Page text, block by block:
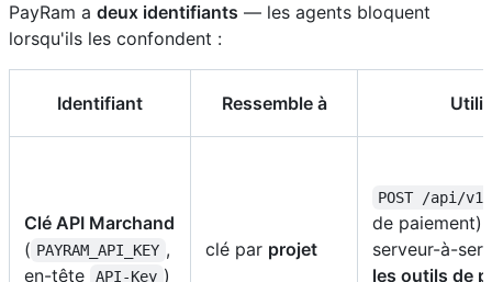
PayRam a deux identifiants — les agents bloquent
lorsqu'ils les confondent :
Identifiant Ressemble à
Clé API Marchand
( PAYRAM_API_KEY ,
en-tête
API-Key )
clé par projet
POST /api/v1/
de
serveur-à-
les outils de